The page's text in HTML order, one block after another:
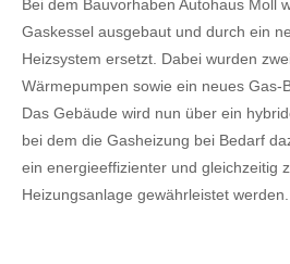
Bei dem Bauvorhaben Autohaus Moll
Gaskessel ausgebaut und durch ein
Heizsystem ersetzt. Dabei wurden
Wärmepumpen sowie ein neues Gas-
Das Gebäude wird nun über ein
bei dem die Gasheizung bei Bedarf
ein energieeffizienter und gleichzeitig
Heizungsanlage gewährleistet werden.